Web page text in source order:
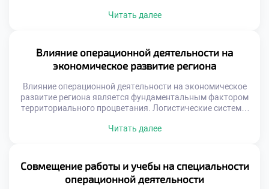
каждому сбою. Грамотная организация процессов
локальном рынке. Оптимизация операций напрямую
влияет на прибыльность предприятия. Выпускники с
такими навыками ценятся работодателями особенно […]
Читать далее
Влияние операционной деятельности на
экономическое развитие региона
Влияние операционной деятельности на экономическое
развитие региона является фундаментальным фактором
территориального процветания. Логистические системы
социальной сферы. Эффективность управления потоками
устойчивое развитие бизнеса и инфраструктуры.
Понимание этой роли формирует ответственное
отношение к будущей профессии у студентов.
Читать далее
Совмещение работы и учебы на специальности
операционной деятельности